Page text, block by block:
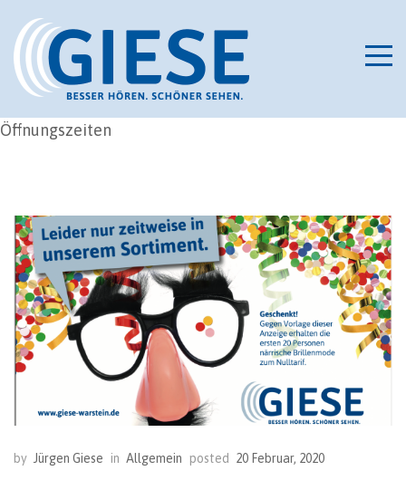
Öffnungszeiten
by Jürgen Giese in Allgemein posted 20 Februar, 2020